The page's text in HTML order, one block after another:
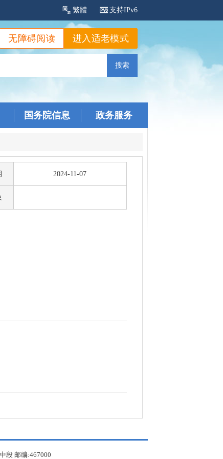
繁體 支持IPv6
进入适老模式
无障碍阅读
国务院信息 政务服务
2024-11-07
段 邮编:467000